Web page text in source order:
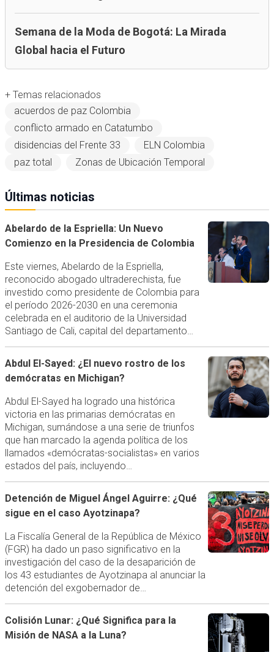
Semana de la Moda de Bogotá: La Mirada
Global hacia el Futuro
+ Temas relacionados
acuerdos de paz Colombia
conflicto armado en Catatumbo
disidencias del Frente 33
ELN Colombia
paz total
Zonas de Ubicación Temporal
Últimas noticias
Abelardo de la Espriella: Un Nuevo
Comienzo en la Presidencia de Colombia
Este viernes, Abelardo de la Espriella,
reconocido abogado ultraderechista, fue
investido como presidente de Colombia para
el período 2026-2030 en una ceremonia
celebrada en el auditorio de la Universidad
Santiago de Cali, capital del departamento…
Abdul El-Sayed: ¿El nuevo rostro de los
demócratas en Michigan?
Abdul El-Sayed ha logrado una histórica
victoria en las primarias demócratas en
Michigan, sumándose a una serie de triunfos
que han marcado la agenda política de los
llamados «demócratas-socialistas» en varios
estados del país, incluyendo…
Detención de Miguel Ángel Aguirre: ¿Qué
sigue en el caso Ayotzinapa?
La Fiscalía General de la República de México
(FGR) ha dado un paso significativo en la
investigación del caso de la desaparición de
los 43 estudiantes de Ayotzinapa al anunciar la
detención del exgobernador de…
Colisión Lunar: ¿Qué Significa para la
Misión de NASA a la Luna?